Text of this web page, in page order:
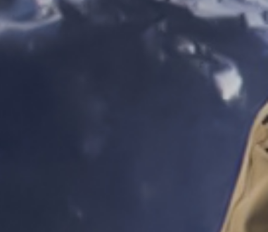
Teknik Kurul ve Alt Kurul
Üyelerimiz Belirlendi
3.KADEME ANTRENÖRLÜK KURSU